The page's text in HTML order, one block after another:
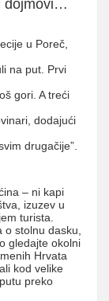
dojmovi…
u Poreč,
na put. Prvi
gori. A treći
dodajući
drugačije”.
– ni kapi
izuzev u
turista.
stolnu dasku,
gledajte okolni
Hrvata
kod velike
preko